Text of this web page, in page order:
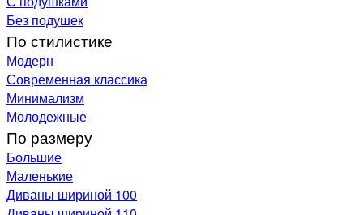
Без подушек
По стилистике
Модерн
Современная классика
Минимализм
Молодежные
По размеру
Большие
Маленькие
Диваны шириной 100